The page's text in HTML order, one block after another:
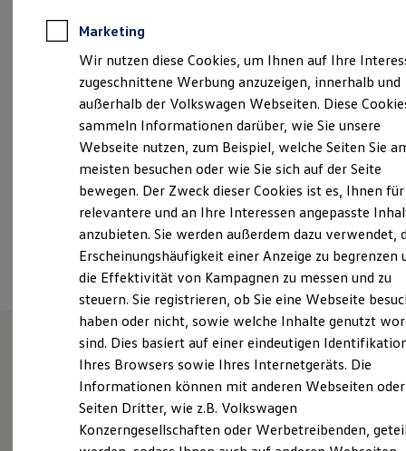
Elektroautos
ID. Tutorials
Elektrofahrzeugkonzepte
Reichweite
Reichweite der ID. Modelle
Reichweite im Winter
Laden
Laden unterwegs
Laden Zuhause
Ladestationen finden
Ladezeitensimulator
Batterie
Sicherheit
Garantie und Lebensdauer
Nachhaltigkeit
Technologie
Kosten und Kauf
Verbrauchskosten
Kaufoptionen
E-Auto-Förderung
Software und Konnektivität
ID. Software Versionen und Updates
Digitale Extras
Schnittstellen zu Ihrem ID.
a.h@vw-gungl.de
+49 7332 508990
Montag
Samstag
Geschlossen
Sonntag
Geschlossen
Ansprechpartner
Willkommen im Autohaus
Gungl
Marketing
Wir nutzen diese Cookies, um Ihnen auf Ihre
zugeschnittene Werbung anzuzeigen, innerhalb und
außerhalb der Volkswagen Webseiten. Diese
sammeln Informationen darüber, wie Sie unsere
Webseite nutzen, zum Beispiel, welche Seiten Sie
meisten besuchen oder wie Sie sich auf der Seite
bewegen. Der Zweck dieser Cookies ist es, Ihnen für
relevantere und an Ihre Interessen angepasste
anzubieten. Sie werden außerdem dazu verwendet,
Erscheinungshäufigkeit einer Anzeige zu begrenzen
die Effektivität von Kampagnen zu messen und zu
steuern. Sie registrieren, ob Sie eine Webseite
haben oder nicht, sowie welche Inhalte genutzt
sind. Dies basiert auf einer eindeutigen
Ihres Browsers sowie Ihres Internetgeräts. Die
Informationen können mit anderen Webseiten oder
Seiten Dritter, wie z.B. Volkswagen
Konzerngesellschaften oder Werbetreibenden,